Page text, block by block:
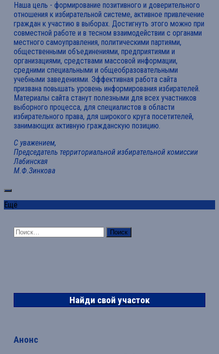
Наша цель - формирование позитивного и доверительного
отношения к избирательной системе, активное привлечение
граждан к участию в выборах. Достигнуть этого можно при
совместной работе и в тесном взаимодействии с органами
местного самоуправления, политическими партиями,
общественными объединениями, предприятиями и
организациями, средствами массовой информации,
средними специальными и общеобразовательными
учебными заведениями. Эффективная работа сайта
призвана повышать уровень информирования избирателей.
Материалы сайта станут полезными для всех участников
выборного процесса, для специалистов в области
избирательного права, для широкого круга посетителей,
занимающих активную гражданскую позицию.
С уважением,
Председатель территориальной избирательной комиссии
Лабинская
М.Ф.Зинкова
Ещё
Найти:
Найди свой участок
Анонс